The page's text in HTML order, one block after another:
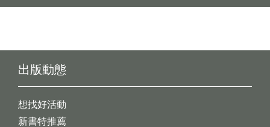
出版動態
想找好活動
新書特推薦